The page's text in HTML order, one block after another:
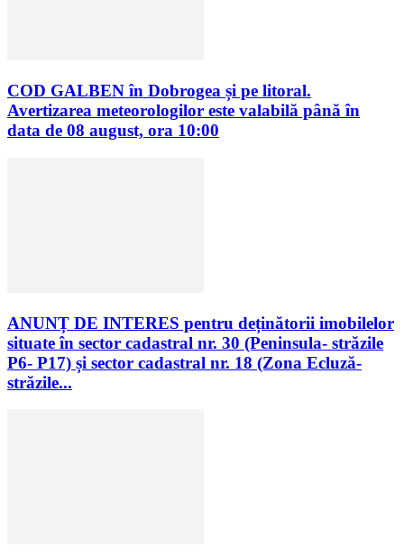
COD GALBEN în Dobrogea și pe litoral.
Avertizarea meteorologilor este valabilă până în
data de 08 august, ora 10:00
ANUNȚ DE INTERES pentru deținătorii imobilelor
situate în sector cadastral nr. 30 (Peninsula- străzile
P6- P17) și sector cadastral nr. 18 (Zona Ecluză-
străzile...